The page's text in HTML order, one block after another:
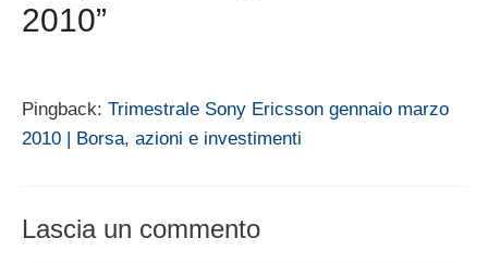
2010”
Pingback: Trimestrale Sony Ericsson gennaio marzo
2010 | Borsa, azioni e investimenti
Lascia un commento